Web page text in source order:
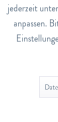
jederzeit
anpassen.